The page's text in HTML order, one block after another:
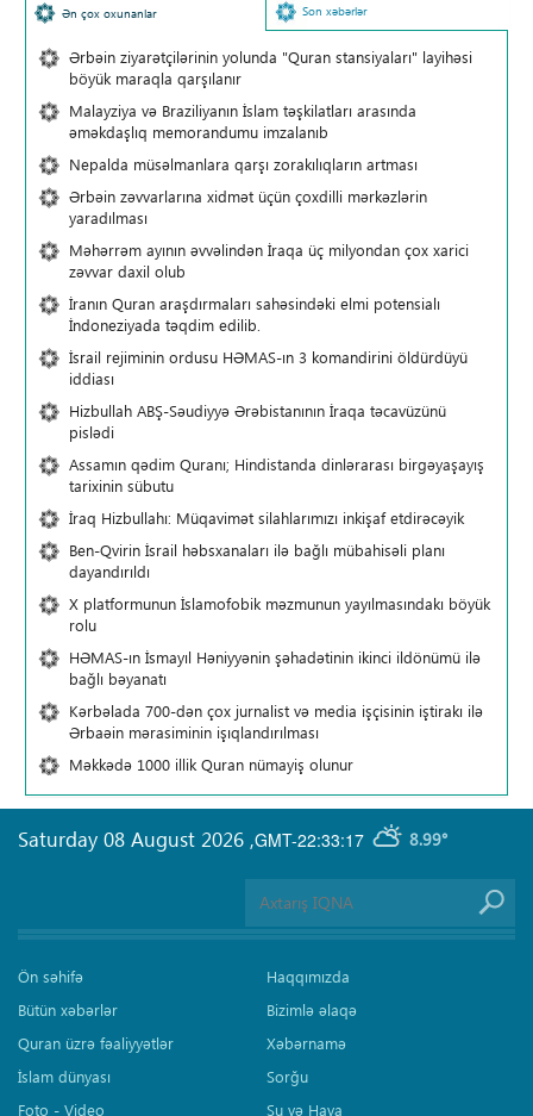
Ən çox oxunanlar Son xəbərlər
Ərbəin ziyarətçilərinin yolunda "Quran stansiyaları" layihəsi
böyük maraqla qarşılanır
Malayziya və Braziliyanın İslam təşkilatları arasında
əməkdaşlıq memorandumu imzalanıb
Nepalda müsəlmanlara qarşı zorakılıqların artması
Ərbəin zəvvarlarına xidmət üçün çoxdilli mərkəzlərin
yaradılması
Məhərrəm ayının əvvəlindən İraqa üç milyondan çox xarici
zəvvar daxil olub
İranın Quran araşdırmaları sahəsindəki elmi potensialı
İndoneziyada təqdim edilib.
İsrail rejiminin ordusu HƏMAS-ın 3 komandirini öldürdüyü
iddiası
Hizbullah ABŞ-Səudiyyə Ərəbistanının İraqa təcavüzünü
pislədi
Assamın qədim Quranı; Hindistanda dinlərarası birgəyaşayış
tarixinin sübutu
İraq Hizbullahı: Müqavimət silahlarımızı inkişaf etdirəcəyik
Ben-Qvirin İsrail həbsxanaları ilə bağlı mübahisəli planı
dayandırıldı
X platformunun İslamofobik məzmunun yayılmasındakı böyük
rolu
HƏMAS-ın İsmayıl Həniyyənin şəhadətinin ikinci ildönümü ilə
bağlı bəyanatı
Kərbəlada 700-dən çox jurnalist və media işçisinin iştirakı ilə
Ərbaəin mərasiminin işıqlandırılması
Məkkədə 1000 illik Quran nümayiş olunur
GMT-22:33:17 8.99°
Saturday 08 August 2026 ,
Ön səhifə
Bütün xəbərlər
Quran üzrə fəaliyyətlər
İslam dünyası
Foto - Video
Haqqımızda
Bizimlə əlaqə
Xəbərnamə
Sorğu
Su və Hava